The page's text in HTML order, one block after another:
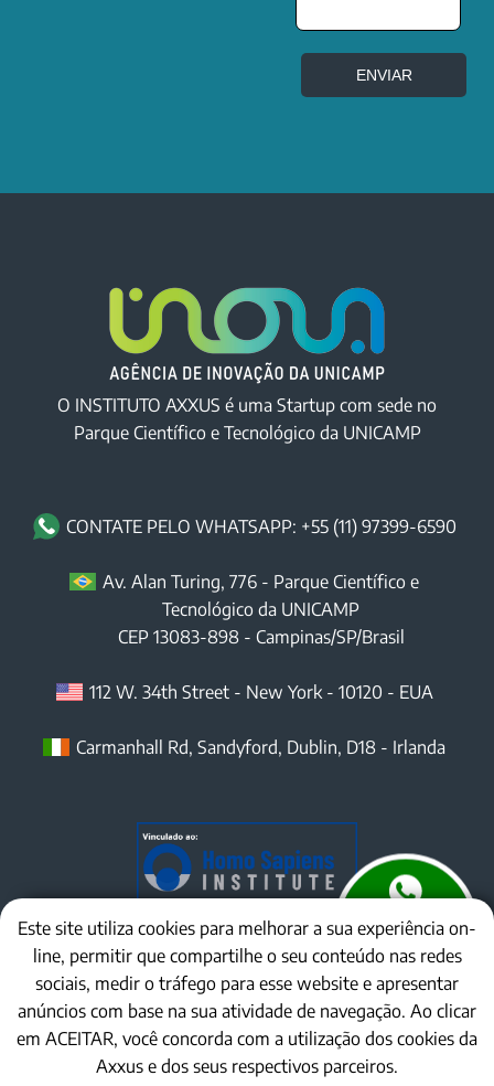
ENVIAR
O INSTITUTO AXXUS é uma Startup com sede no
Parque Científico e Tecnológico da UNICAMP
CONTATE PELO WHATSAPP: +55 (11) 97399-6590
Av. Alan Turing, 776 - Parque Científico e
Tecnológico da UNICAMP
CEP 13083-898- Campinas/SP/Brasil
112 W. 34th Street- New York- 10120 - EUA
Carmanhall Rd, Sandyford, Dublin, D18 - Irlanda
Este site utiliza cookies para melhorar a sua experiência on-
line, permitir que compartilhe o seu conteúdo nas redes
sociais, medir o tráfego para esse website e apresentar
anúncios com base na sua atividade de navegação. Ao clicar
em ACEITAR, você concorda com a utilização dos cookies da
Axxus e dos seus respectivos parceiros.